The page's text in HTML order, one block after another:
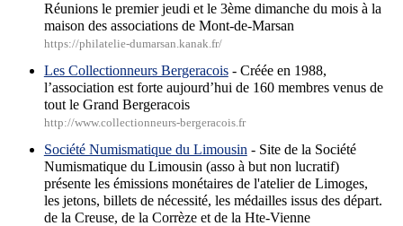
Réunions le premier jeudi et le 3ème dimanche du mois à la
maison des associations de Mont-de-Marsan
https://philatelie-dumarsan.kanak.fr/
Les Collectionneurs Bergeracois- Créée en 1988,
l’association est forte aujourd’hui de 160 membres venus de
tout le Grand Bergeracois
http://www.collectionneurs-bergeracois.fr
Société Numismatique du Limousin - Site de la Société
Numismatique du Limousin (asso à but non lucratif)
présente les émissions monétaires de l'atelier de Limoges,
les jetons, billets de nécessité, les médailles issus des départ.
de la Creuse, de la Corrèze et de la Hte-Vienne